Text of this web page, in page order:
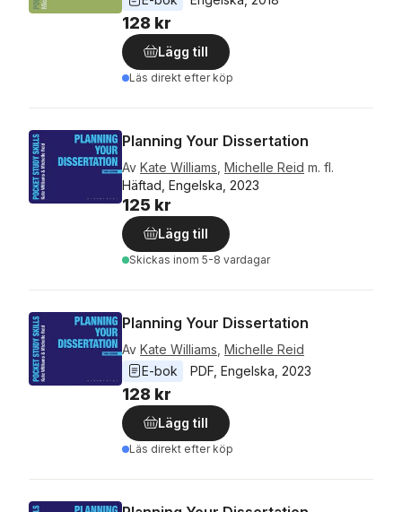
128 kr
Lägg till
Läs direkt efter köp
Planning Your Dissertation
Av Kate Williams Michelle Reid m. fl.
Häftad, Engelska, 2023
125 kr
Lägg till
Skickas inom 5-8 vardagar
Planning Your Dissertation
Av Kate Williams Michelle Reid
E-bok
PDF Engelska 2023
128 kr
Lägg till
Läs direkt efter köp